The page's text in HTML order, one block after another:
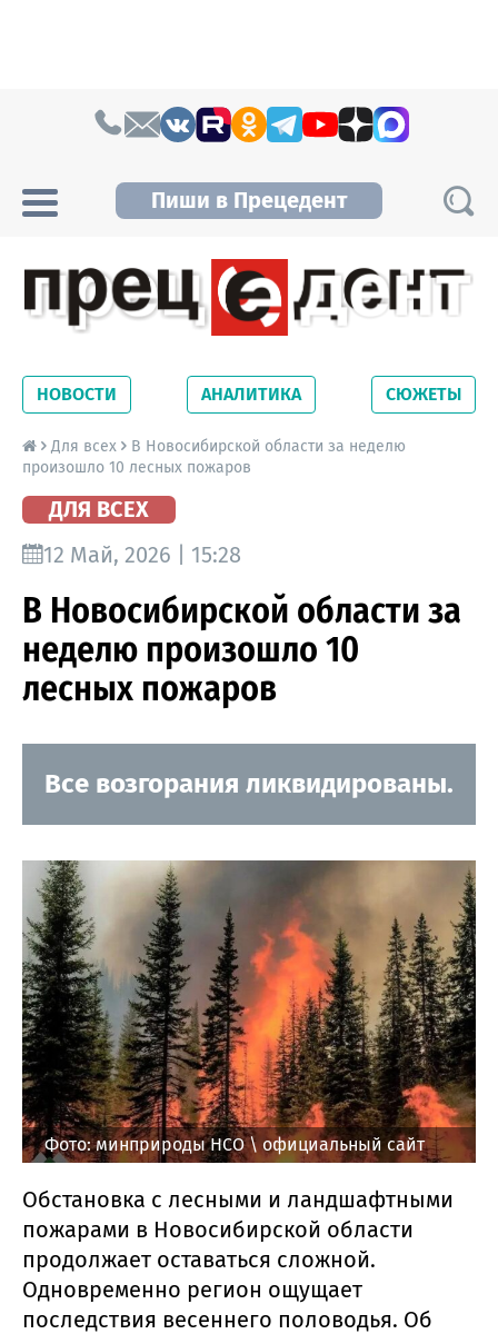
Пиши в Прецедент
Новосибирской области. Читайте свежие
новости на сайте сетевого издания
Precedent.
НОВОСТИ АНАЛИТИКА СЮЖЕТЫ
Для всех
В Новосибирской области за неделю
произошло 10 лесных пожаров
ДЛЯ ВСЕХ
12 Май, 2026 | 15:28
В Новосибирской области за
неделю произошло 10
лесных пожаров
Все возгорания ликвидированы.
Фото: минприроды НСО \ официальный сайт
Обстановка с лесными и ландшафтными
пожарами в Новосибирской области
продолжает оставаться сложной.
Одновременно регион ощущает
последствия весеннего половодья. Об